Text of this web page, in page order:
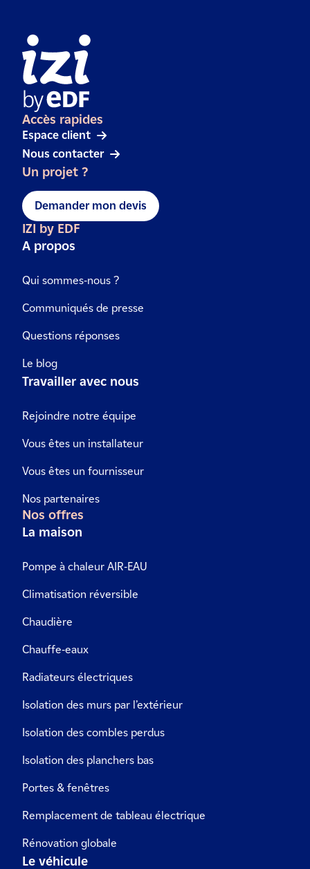
Accès rapides
Espace client
Nous contacter
Un projet ?
Demander mon devis
IZI by EDF
A propos
Qui sommes-nous ?
Communiqués de presse
Questions réponses
Le blog
Travailler avec nous
Rejoindre notre équipe
Vous êtes un installateur
Vous êtes un fournisseur
Nos partenaires
Nos offres
La maison
Pompe à chaleur AIR-EAU
Climatisation réversible
Chaudière
Chauffe-eaux
Radiateurs électriques
Isolation des murs par l’extérieur
Isolation des combles perdus
Isolation des planchers bas
Portes & fenêtres
Remplacement de tableau électrique
Rénovation globale
Le véhicule